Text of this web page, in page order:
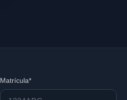
Matrícula*